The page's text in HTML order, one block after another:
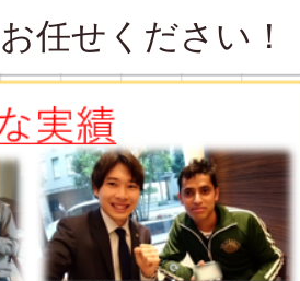
任せください！